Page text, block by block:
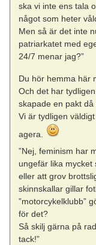
ska vi inte ens tala
något som heter
Men så är det inte
patriarkatet med
24/7 menar jag?”
Du hör hemma här
Och det har
skapade en pakt
Vi är tydligen
agera.
”Nej, feminism har
ungefär lika
eller att grov
skinnskallar gillar
”motorcykelklubb”
för det?
Så skilj gärna på
tack!”